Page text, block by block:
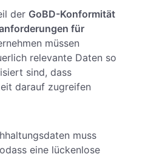
der GoBD-Konformität
für
müssen
relevante Daten so
sind, dass
darauf zugreifen
muss
eine lückenlose